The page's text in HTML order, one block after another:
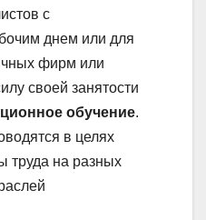
с
днем или для
фирм или
своей занятости
обучение.
в целях
труда на разных